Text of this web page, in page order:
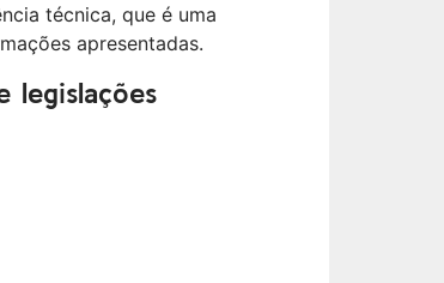
técnica, que é uma
apresentadas.
legislações